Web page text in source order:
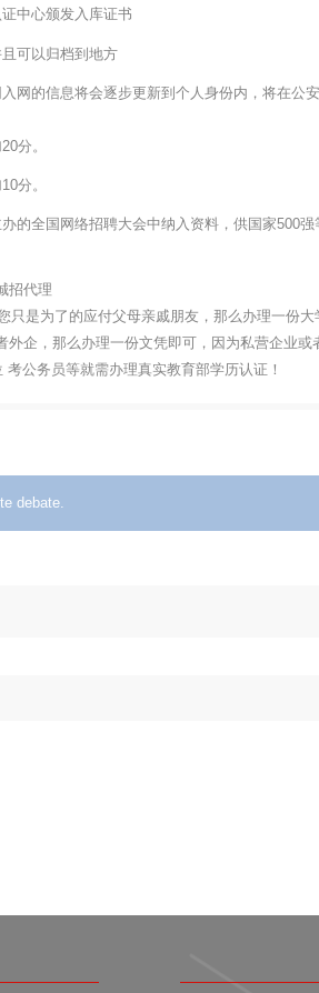
证中心颁发入库证书
且可以归档到地方
入网的信息将会逐步更新到个人身份内，将在公
分。
分。
办的全国网络招聘大会中纳入资料，供国家500强
招代理
只是为了的应付父母亲戚朋友，那么办理一份
外企，那么办理一份文凭即可，因为私营企业
公务员等就需办理真实教育部学历认证！
debate.